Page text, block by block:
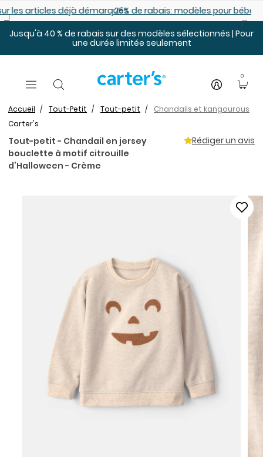
démarqués25% de rabais: modèles pour bébé
Jusqu'à 40 % de rabais sur des modèles sélectionnés | Pour
une durée limitée seulement
0
Accueil Tout-Petit Tout-petit
Chandails et kangourous
Carter's
Tout-petit - Chandail en jersey
bouclette à motif citrouille
d’Halloween - Crème
Rédiger un avis